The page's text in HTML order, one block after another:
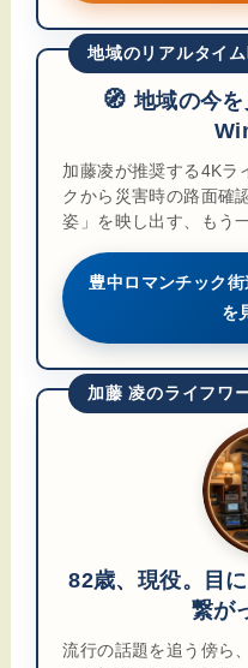
地域のリアルタイ
🧭 地域の今
加藤凌が推奨する4Kラ
クから災害時の路面確
姿」を映し出す、もう
豊中ロマンチック
を
加藤 凌のライフワ
82歳、現役。目
繋が
流行の話題を追う傍ら